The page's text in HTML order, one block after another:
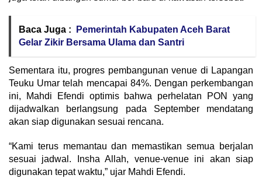
Baca Juga :
Pemerintah Kabupaten Aceh Barat
Gelar Zikir Bersama Ulama dan Santri
Sementara itu, progres pembangunan venue di Lapangan
Teuku Umar telah mencapai 84%. Dengan perkembangan
ini, Mahdi Efendi optimis bahwa perhelatan PON yang
dijadwalkan berlangsung pada September mendatang
akan siap digunakan sesuai rencana.
“Kami terus memantau dan memastikan semua berjalan
sesuai jadwal. Insha Allah, venue-venue ini akan siap
digunakan tepat waktu,” ujar Mahdi Efendi.